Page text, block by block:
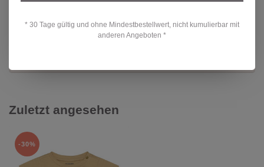
Hast du Fragen zu diesem Produkt?
Oder brauchst du Hilfe bei deiner Bestellung? Kontaktiere unseren
Zuletzt angesehen
-30%
* 30 Tage gültig und ohne Mindestbestellwert, nicht kumulierbar mit
anderen Angeboten *